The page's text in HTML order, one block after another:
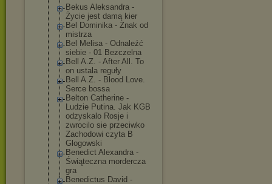
Bekus Aleksandra -
Życie jest damą kier
Bel Dominika - Znak od
mistrza
Bel Melisa - Odnaleźć
siebie - 01 Bezczelna
Bell A.Z. - After All. To
on ustala reguły
Bell A.Z. - Blood Love.
Serce bossa
Belton Catherine -
Ludzie Putina. Jak KGB
odzyskalo Rosje i
zwrocilo sie przeciwko
Zachodowi czyta B
Glogowski
Benedict Alexandra -
Świąteczna mordercza
gra
Benedictus David -